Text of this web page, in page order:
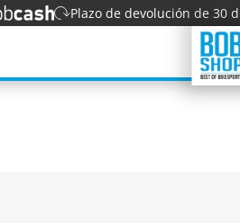
Plazo de devolución de 30